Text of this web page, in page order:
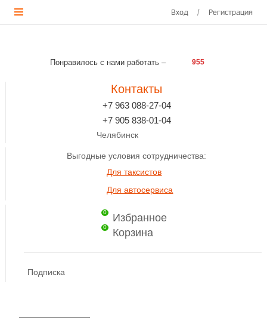
Вход / Регистрация
Понравилось с нами работать – 955
Контакты
+7 963 088-27-04
+7 905 838-01-04
Челябинск
Выгодные условия сотрудничества:
Для таксистов
Для автосервиса
0 Избранное
0 Корзина
Подписка